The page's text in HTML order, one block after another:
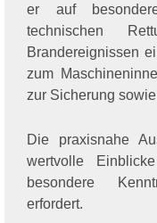
er auf
technischen
Brandereignissen
zum
zur Sicherung
Die praxisnahe
wertvolle
besondere
erfordert.